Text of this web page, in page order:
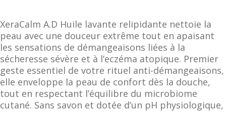
XeraCalm A.D Huile lavante relipidante nettoie la
peau avec une douceur extrême tout en apaisant
les sensations de démangeaisons liées à la
sécheresse sévère et à l’eczéma atopique. Premier
geste essentiel de votre rituel anti-démangeaisons,
elle enveloppe la peau de confort dès la douche,
tout en respectant l’équilibre du microbiome
cutané. Sans savon et dotée d’un pH physiologique,